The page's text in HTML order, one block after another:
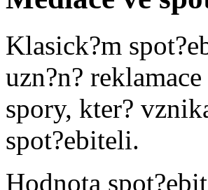
Klasick?m
uzn?n?
spory, kter?
spot?ebiteli.
Hodnota